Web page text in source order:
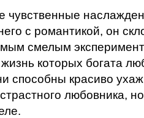
чувственные
с романтикой, он
смелым
которых богата
способны красиво
любовника,